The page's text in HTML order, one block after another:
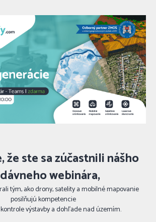
že ste sa zúčastnili nášho
webinára,
tým, ako drony, satelity a mobilné mapovanie
posilňujú kompetencie
výstavby a dohľade nad územím.